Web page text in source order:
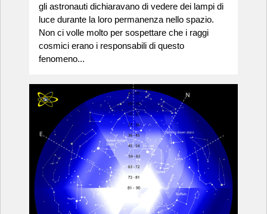
gli astronauti dichiaravano di vedere dei lampi di
luce durante la loro permanenza nello spazio.
Non ci volle molto per sospettare che i raggi
cosmici erano i responsabili di questo
fenomeno...